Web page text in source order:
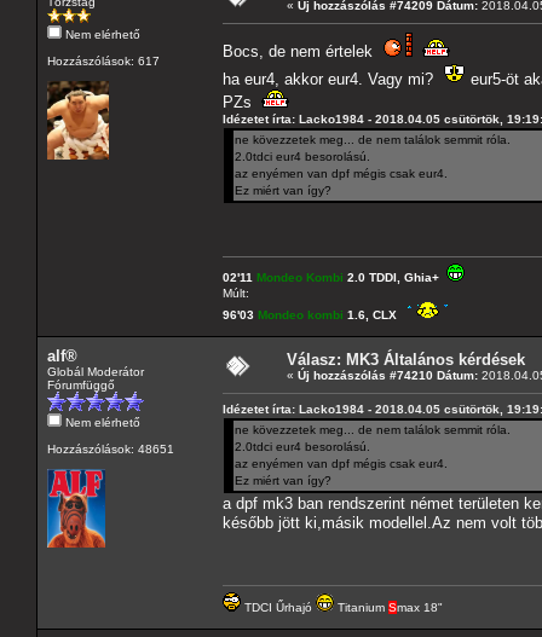
Nem elérhető
Hozzászólások: 617
« Új hozzászólás #74209 Dátum:
Bocs, de nem értelek
ha eur4, akkor eur4. Vagy mi?
eur5-öt
PZs
Idézetet írta: Lacko1984 - 2018.04.05 csütörtök,
ne kövezzetek meg... de nem találok semmit róla.
2.0tdci eur4 besorolású.
az enyémen van dpf mégis csak eur4.
Ez miért van így?
02'11 Mondeo Kombi 2.0 TDDI, Ghia+
Múlt:
96'03 Mondeo kombi 1.6, CLX
alf®
Globál Moderátor
Fórumfüggő
Nem elérhető
Hozzászólások: 48651
Válasz: MK3 Általános kérdések
« Új hozzászólás #74210 Dátum:
Idézetet írta: Lacko1984 - 2018.04.05 csütörtök,
ne kövezzetek meg... de nem találok semmit róla.
2.0tdci eur4 besorolású.
az enyémen van dpf mégis csak eur4.
Ez miért van így?
a dpf mk3 ban rendszerint német területen
később jött ki,másik modellel.Az nem volt
TDCI Űrhajó Titanium Smax 18"